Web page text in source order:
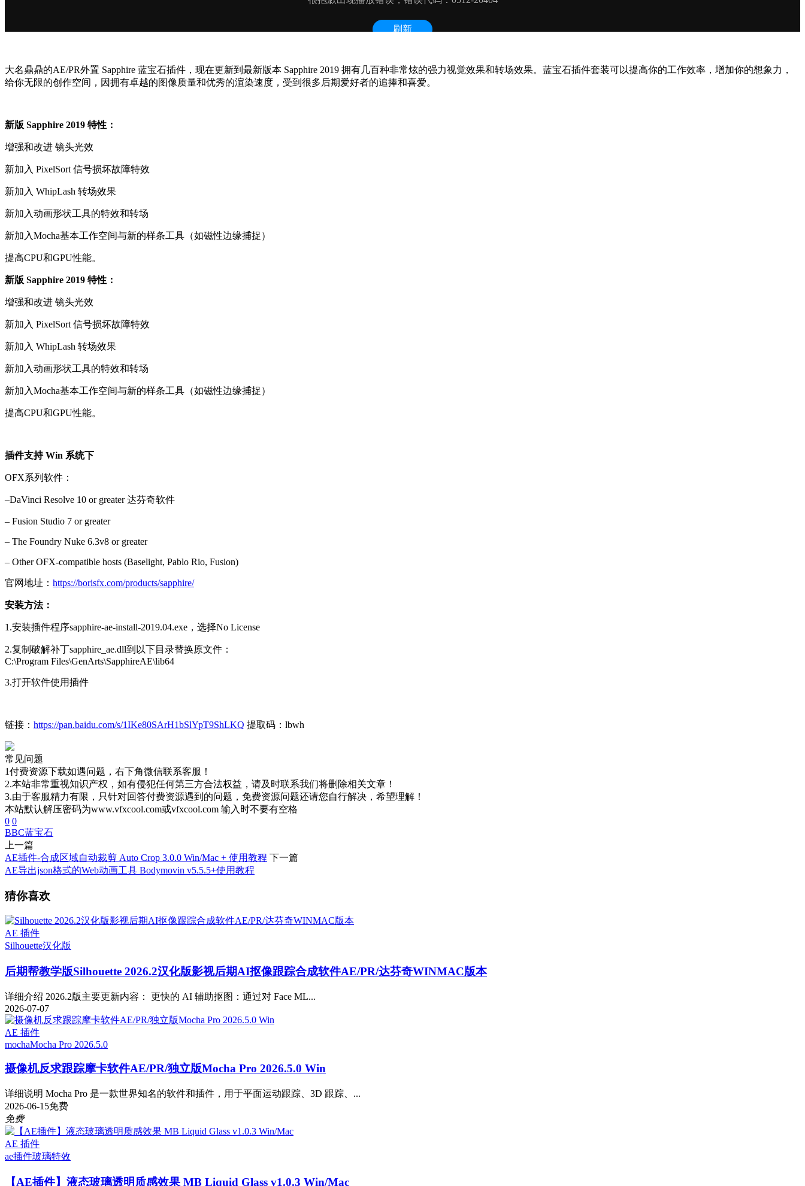
大名鼎鼎的AE/PR外置 Sapphire 蓝宝石插件，现在更新到最新版本 Sapphire 2019 拥有几百种非常炫的强力视觉效果和转场效果。蓝宝石插件套装可以提高你的工作效率，增加你的想象力，
给你无限的创作空间，因拥有卓越的图像质量和优秀的渲染速度，受到很多后期爱好者的追捧和喜爱。
新版 Sapphire 2019 特性：
增强和改进 镜头光效
新加入 PixelSort 信号损坏故障特效
新加入 WhipLash 转场效果
新加入动画形状工具的特效和转场
新加入Mocha基本工作空间与新的样条工具（如磁性边缘捕捉）
提高CPU和GPU性能。
新版 Sapphire 2019 特性：
增强和改进 镜头光效
新加入 PixelSort 信号损坏故障特效
新加入 WhipLash 转场效果
新加入动画形状工具的特效和转场
新加入Mocha基本工作空间与新的样条工具（如磁性边缘捕捉）
提高CPU和GPU性能。
插件支持 Win 系统下
OFX系列软件：
–DaVinci Resolve 10 or greater 达芬奇软件
– Fusion Studio 7 or greater
– The Foundry Nuke 6.3v8 or greater
– Other OFX-compatible hosts (Baselight, Pablo Rio, Fusion)
官网地址： https://borisfx.com/products/sapphire/
安装方法：
1.安装插件程序sapphire-ae-install-2019.04.exe，选择No License
2.复制破解补丁sapphire_ae.dll到以下目录替换原文件：
C:\Program Files\GenArts\SapphireAE\lib64
3.打开软件使用插件
链接： https://pan.baidu.com/s/1IKe80SArH1bSlYpT9ShLKQ 提取码：lbwh
常见问题
1付费资源下载如遇问题，右下角微信联系客服！
2.本站非常重视知识产权，如有侵犯任何第三方合法权益，请及时联系我们将删除相关文章！
3.由于客服精力有限，只针对回答付费资源遇到的问题，免费资源问题还请您自行解决，希望理解！
本站默认解压密码为www.vfxcool.com或vfxcool.com 输入时不要有空格
0 0
BBC蓝宝石
上一篇
AE插件-合成区域自动裁剪 Auto Crop 3.0.0 Win/Mac + 使用教程 下一篇
AE导出json格式的Web动画工具 Bodymovin v5.5.5+使用教程
猜你喜欢
AE 插件
Silhouette汉化版
后期帮教学版Silhouette 2026.2汉化版影视后期AI抠像跟踪合成软件AE/PR/达芬奇WINMAC版本
详细介绍 2026.2版主要更新内容： 更快的 AI 辅助抠图：通过对 Face ML...
2026-07-07
AE 插件
mochaMocha Pro 2026.5.0
摄像机反求跟踪摩卡软件AE/PR/独立版Mocha Pro 2026.5.0 Win
详细说明 Mocha Pro 是一款世界知名的软件和插件，用于平面运动跟踪、3D 跟踪、...
2026-06-15免费
免费
AE 插件
ae插件玻璃特效
【AE插件】液态玻璃透明质感效果 MB Liquid Glass v1.0.3 Win/Mac